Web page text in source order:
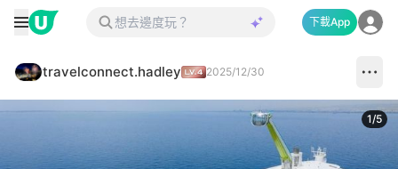
下載App
travelconnect.hadley 2025/12/30
1/5